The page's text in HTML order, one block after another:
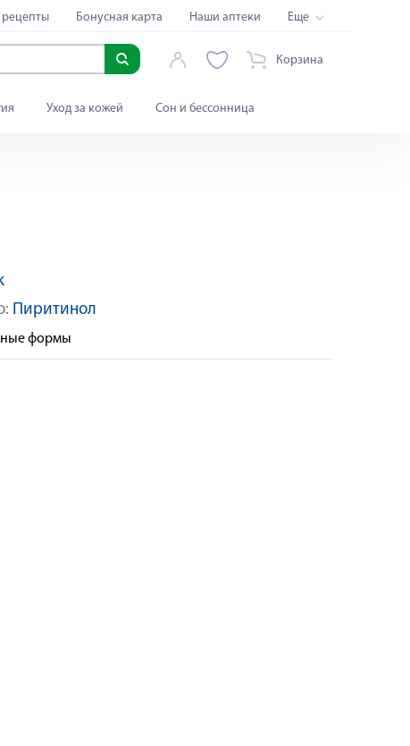
Бонусная карта Наши аптеки Еще
Корзина
Уход за кожей Сон и бессонница
Пиритинол
формы